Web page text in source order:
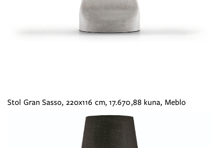
Stol Gran Sasso, 220x116 cm, 17.670,88 kuna, Meblo